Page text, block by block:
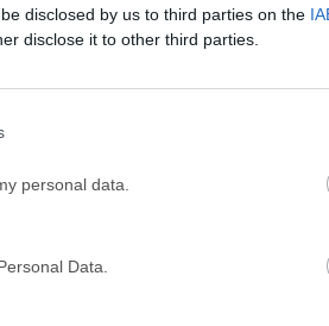
disclosed by us to third parties on the
disclose it to other third parties.
personal data.
Data.
8.1.3 EaseUS
es ahora más fácil y
o filtrarlas. Ve información
automáticamente a la mejor red
redes inalámbricas, atascado en
fuerte es tu señal inalámbrica en